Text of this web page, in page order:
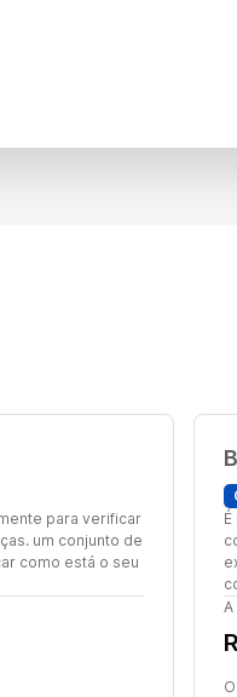
para verificar
um conjunto de
como está o seu